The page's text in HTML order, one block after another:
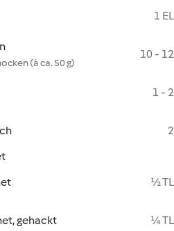
1 EL
(à ca. 50 g)
10 - 12
1 - 2
2
½ TL
gehackt ¼ TL